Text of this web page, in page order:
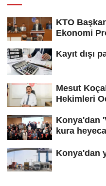
KTO
Ekonomi
Kayıt dışı
Mesut
Hekimleri
Konya'dan
kura
Konya'dan